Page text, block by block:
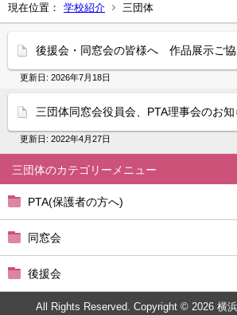
現在位置： 学校紹介 三団体
三団体
PTA(保護者の方へ)
同窓会
後援会
後援会・同窓会の皆様へ 作品展示ご
更新日: 2026年7月18日
三団体同窓会役員会、PTA理事会のお
更新日: 2022年4月27日
All Rights Reserved. Copyright © 2026 横